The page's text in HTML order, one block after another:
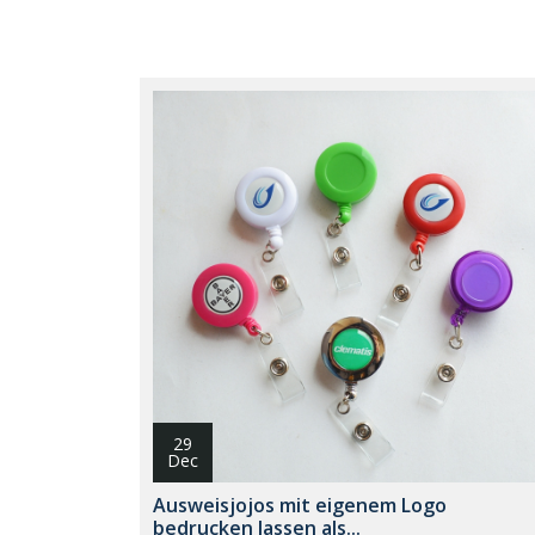
29
Dec
Ausweisjojos mit eigenem Logo
bedrucken lassen als...